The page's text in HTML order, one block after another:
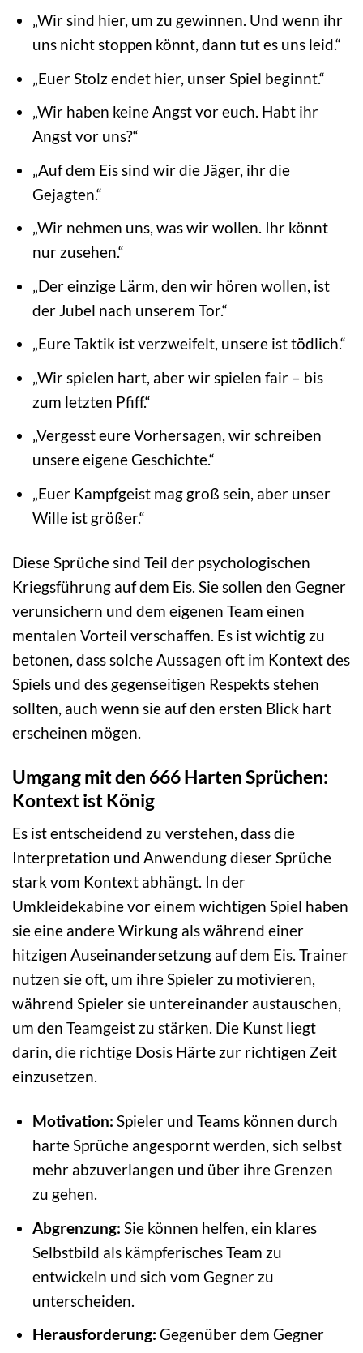
„Wir sind hier, um zu gewinnen. Und wenn ihr
uns nicht stoppen könnt, dann tut es uns leid.“
„Euer Stolz endet hier, unser Spiel beginnt.“
„Wir haben keine Angst vor euch. Habt ihr
Angst vor uns?“
„Auf dem Eis sind wir die Jäger, ihr die
Gejagten.“
„Wir nehmen uns, was wir wollen. Ihr könnt
nur zusehen.“
„Der einzige Lärm, den wir hören wollen, ist
der Jubel nach unserem Tor.“
„Eure Taktik ist verzweifelt, unsere ist tödlich.“
„Wir spielen hart, aber wir spielen fair – bis
zum letzten Pfiff.“
„Vergesst eure Vorhersagen, wir schreiben
unsere eigene Geschichte.“
„Euer Kampfgeist mag groß sein, aber unser
Wille ist größer.“
Diese Sprüche sind Teil der psychologischen
Kriegsführung auf dem Eis. Sie sollen den Gegner
verunsichern und dem eigenen Team einen
mentalen Vorteil verschaffen. Es ist wichtig zu
betonen, dass solche Aussagen oft im Kontext des
Spiels und des gegenseitigen Respekts stehen
sollten, auch wenn sie auf den ersten Blick hart
erscheinen mögen.
Umgang mit den 666 Harten Sprüchen:
Kontext ist König
Es ist entscheidend zu verstehen, dass die
Interpretation und Anwendung dieser Sprüche
stark vom Kontext abhängt. In der
Umkleidekabine vor einem wichtigen Spiel haben
sie eine andere Wirkung als während einer
hitzigen Auseinandersetzung auf dem Eis. Trainer
nutzen sie oft, um ihre Spieler zu motivieren,
während Spieler sie untereinander austauschen,
um den Teamgeist zu stärken. Die Kunst liegt
darin, die richtige Dosis Härte zur richtigen Zeit
einzusetzen.
Motivation: Spieler und Teams können durch
harte Sprüche angespornt werden, sich selbst
mehr abzuverlangen und über ihre Grenzen
zu gehen.
Abgrenzung: Sie können helfen, ein klares
Selbstbild als kämpferisches Team zu
entwickeln und sich vom Gegner zu
unterscheiden.
Herausforderung: Gegenüber dem Gegner